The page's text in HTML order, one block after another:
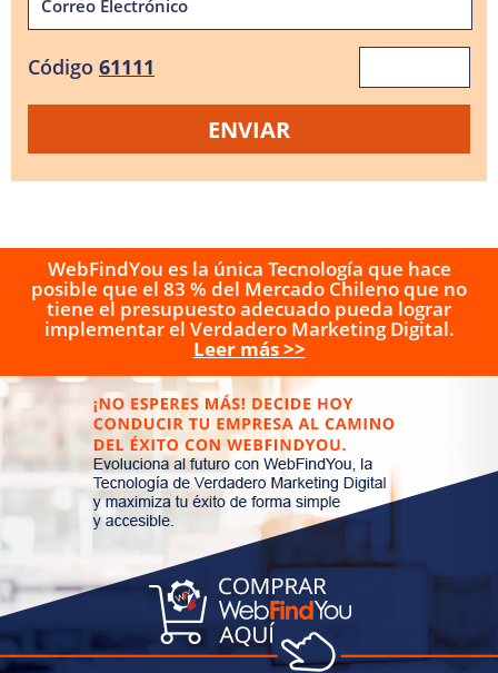
Código 61111
WebFindYou es la única Tecnología que hace
posible que el 83 % del Mercado Chileno que no
tiene el presupuesto adecuado pueda lograr
implementar el Verdadero Marketing Digital.
Leer más >>